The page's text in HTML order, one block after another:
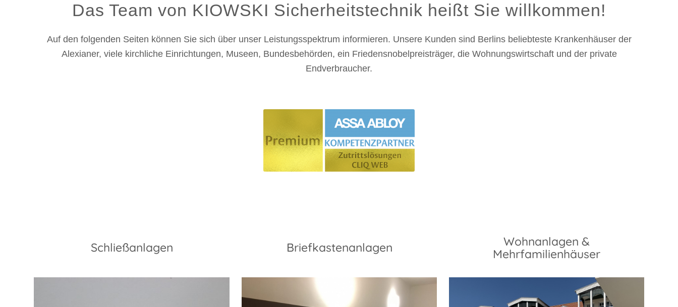
Das Team von KIOWSKI Sicherheitstechnik heißt Sie willkommen!
Auf den folgenden Seiten können Sie sich über unser Leistungsspektrum informieren. Unsere Kunden sind Berlins beliebteste Krankenhäuser der
Alexianer, viele kirchliche Einrichtungen, Museen, Bundesbehörden, ein Friedensnobelpreisträger, die Wohnungswirtschaft und der private
Endverbraucher.
Schließanlagen Briefkastenanlagen
Wohnanlagen &
Mehrfamilienhäuser